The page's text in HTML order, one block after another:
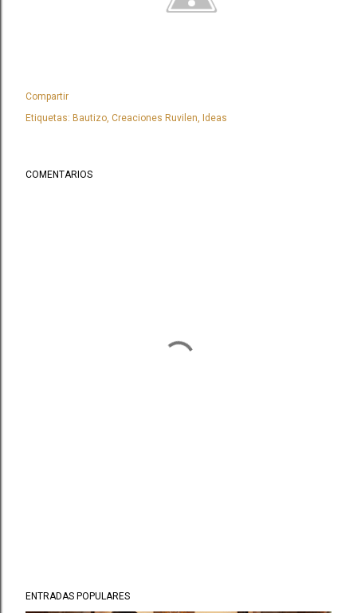
Compartir
Etiquetas: Bautizo Creaciones Ruvilen Ideas
COMENTARIOS
ENTRADAS POPULARES